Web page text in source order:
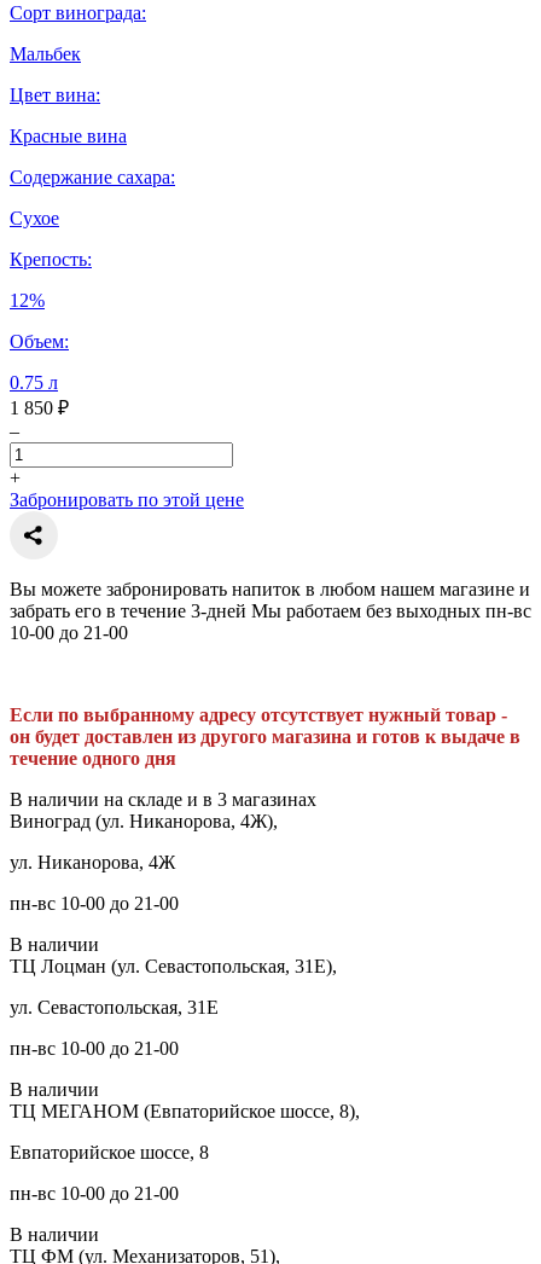
Сорт винограда:
Мальбек
Цвет вина:
Красные вина
Содержание сахара:
Сухое
Крепость:
12%
Объем:
0.75 л
1 850 ₽
–
+
Забронировать по этой цене
Вы можете забронировать напиток в любом нашем магазине и
забрать его в течение 3-дней Мы работаем без выходных пн-вс
10-00 до 21-00
Если по выбранному адресу отсутствует нужный товар -
он будет доставлен из другого магазина и готов к выдаче в
течение одного дня
В наличии на складе и в 3 магазинах
Виноград (ул. Никанорова, 4Ж),
ул. Никанорова, 4Ж
пн-вс 10-00 до 21-00
В наличии
ТЦ Лоцман (ул. Севастопольская, 31Е),
ул. Севастопольская, 31Е
пн-вс 10-00 до 21-00
В наличии
ТЦ МЕГАНОМ (Евпаторийское шоссе, 8),
Евпаторийское шоссе, 8
пн-вс 10-00 до 21-00
В наличии
ТЦ ФМ (ул. Механизаторов, 51),